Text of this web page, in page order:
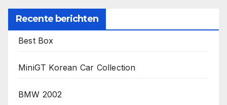
Recente berichten
Best Box
MiniGT Korean Car Collection
BMW 2002